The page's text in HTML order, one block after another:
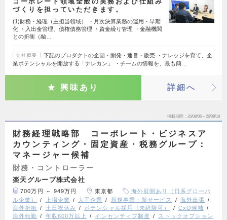
づくりを担っていただきます。
(1)財務・経理（主担当領域） ・月次決算業務の運用・早期
化 ・入出金管理、債権債務管理 ・資金繰り管理 ・金融機関
との折衝（融…
会社概要
下記のプロダクトの企画・開発・運営・販売 ・ナレッジを育て、企
業ポテンシャルを開放する「ナレカン」 ・チームの情報を、最も簡…
興味あり 詳細へ
掲載期間 26/08/06～26/08/19
財務経理戦略部 コーポレート・ビジネスア
カウンティング・固定資産・税務グループ：
マネージャー候補
財務・コントローラー
楽天グループ株式会社
700万円 ～ 949万円 東京都
海外展開あり（日系グローバ
ル企業）
上場企業 大手企業 新規事業・新サービス
海外出張
海外折衝
土日祝休み ポテンシャル採用（未経験可）
CxO候補
海外転勤
年収600万以上 インセンティブ制度
ストックオプション